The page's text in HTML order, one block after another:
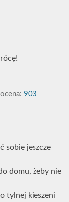
ocena: 903
sobie jeszcze
domu, żeby nie
tylnej kieszeni